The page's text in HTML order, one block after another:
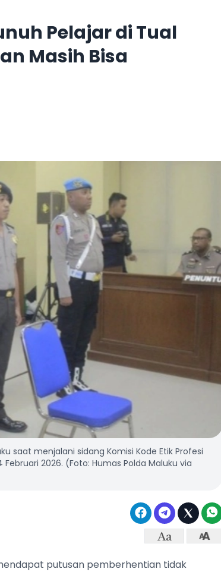
Pelajar di Tual
Masih Bisa
saat menjalani sidang Komisi Kode Etik Profesi
Februari 2026. (Foto: Humas Polda Maluku via
putusan pemberhentian tidak